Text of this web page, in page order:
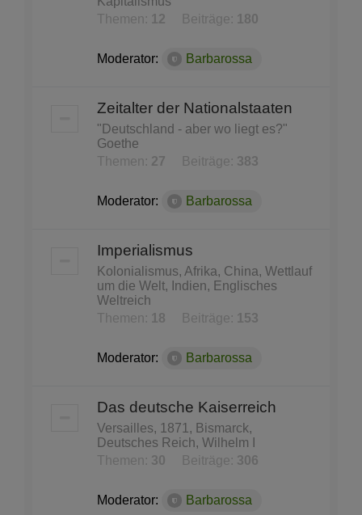
Themen:
12 Beiträge: 180
Moderator: Barbarossa
Zeitalter der Nationalstaaten
"Deutschland - aber wo liegt es?"
Goethe
Themen: 27 Beiträge: 383
Moderator: Barbarossa
Imperialismus
Kolonialismus, Afrika, China, Wettlauf
um die Welt, Indien, Englisches
Weltreich
Themen:
18 Beiträge: 153
Moderator: Barbarossa
Das deutsche Kaiserreich
Versailles, 1871, Bismarck,
Deutsches Reich, Wilhelm I
Themen: 30 Beiträge: 306
Moderator: Barbarossa